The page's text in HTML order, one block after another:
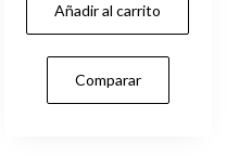
Añadir al carrito
Comparar